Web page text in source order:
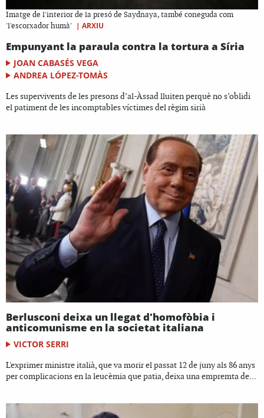
Imatge de l'interior de la presó de Saydnaya, també coneguda com
'l'escorxador humà' | ARXIU
Empunyant la paraula contra la tortura a Síria
JOAN CABASÉS VEGA
ANDREA LÓPEZ-TOMÀS
Les supervivents de les presons d’al-Àssad lluiten perquè no s’oblidi
el patiment de les incomptables víctimes del règim sirià
Berlusconi deixa un llegat d'homofòbia i
anticomunisme en la societat italiana
VICTOR SERRI
L'exprimer ministre italià, que va morir el passat 12 de juny als 86 anys
per complicacions en la leucèmia que patia, deixa una empremta de...